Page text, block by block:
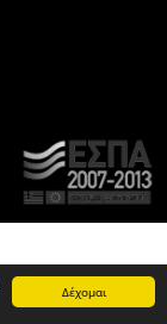
Δέχομαι